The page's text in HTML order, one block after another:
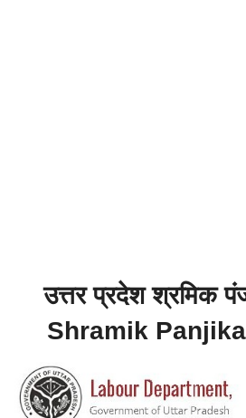
उत्तर प्रदेश श्रमिक
Shramik